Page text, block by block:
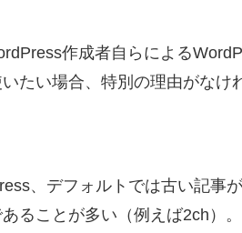
作成者自らによる
たい場合、特別の理由がなけ
、デフォルトでは古い記事
ることが多い（例えば2ch）